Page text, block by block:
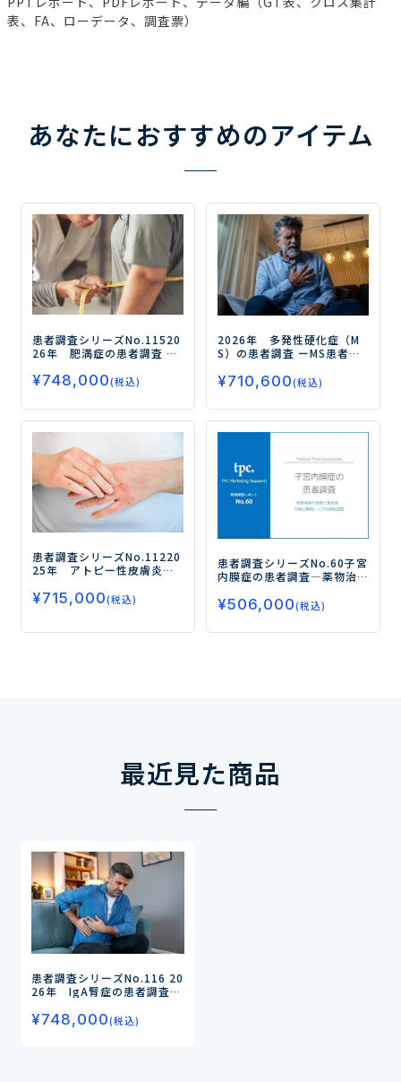
表、FA、ローデータ、調査票）
あなたにおすすめのアイテム
患者調査シリーズNo.11520
26年 肥満症の患者調査 ー
治療意識、および薬物治療
への期待や評価を探るー
¥748,000(税込)
2026年 多発性硬化症（M
S）の患者調査 ーMS患者の
（受診経緯・治療マイン
ド・治療実態・QOL・アン
メットニーズ）を徹底調
査ー
¥710,600(税込)
患者調査シリーズNo.11220
25年 アトピー性皮膚炎の
学的製剤の治療実態を調査
／いずれも使用経験者は1割
¥715,000(税込)
患者調査シリーズNo.60子宮
内膜症の患者調査―薬物治
薬剤ニーズを徹底調査―
¥506,000(税込)
最近見た商品
患者調査シリーズNo.116 20
26年 IgA腎症の患者調査ー
メットニーズを調査・分析／
治療に求められるのは長期的
¥748,000(税込)